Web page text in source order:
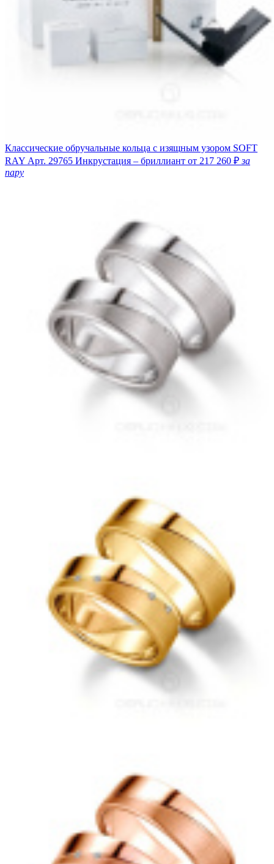
Классические обручальные кольца с изящным узором SOFT
RAY Арт. 29765 Инкрустация – бриллиант от 217 260 ₽за
пару